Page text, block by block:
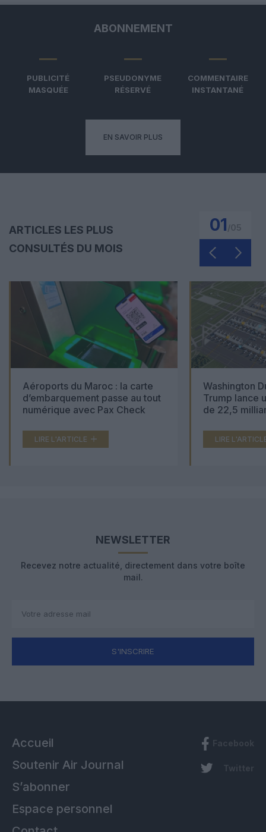
ABONNEMENT
PUBLICITÉ
MASQUÉE
PSEUDONYME
RÉSERVÉ
COMMENTAIRE
INSTANTANÉ
EN SAVOIR PLUS
ARTICLES LES PLUS
CONSULTÉS DU MOIS
01
Aéroports du Maroc : la carte
d’embarquement passe au tout
numérique avec Pax Check
LIRE L'ARTICLE
Washington
Trump lance
de 22,5
LIRE
NEWSLETTER
Recevez notre actualité, directement dans votre boîte
mail.
S'INSCRIRE
Accueil
Soutenir Air Journal
S’abonner
Espace personnel